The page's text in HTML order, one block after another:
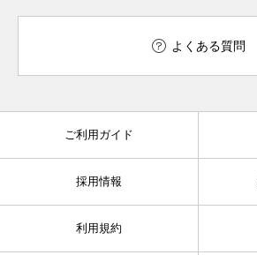
よくある質問
ご利用ガイド
採用情報
利用規約